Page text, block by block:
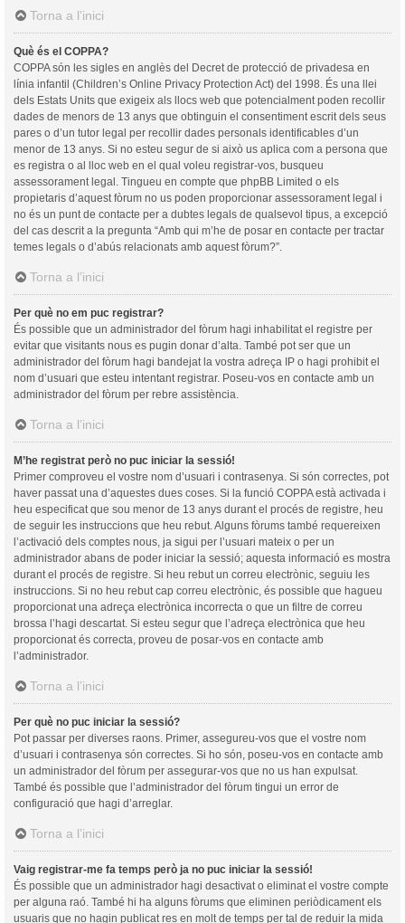
Torna a l’inici
Què és el COPPA?
COPPA són les sigles en anglès del Decret de protecció de privadesa en
línia infantil (Children’s Online Privacy Protection Act) del 1998. És una llei
dels Estats Units que exigeix als llocs web que potencialment poden recollir
dades de menors de 13 anys que obtinguin el consentiment escrit dels seus
pares o d’un tutor legal per recollir dades personals identificables d’un
menor de 13 anys. Si no esteu segur de si això us aplica com a persona que
es registra o al lloc web en el qual voleu registrar-vos, busqueu
assessorament legal. Tingueu en compte que phpBB Limited o els
propietaris d’aquest fòrum no us poden proporcionar assessorament legal i
no és un punt de contacte per a dubtes legals de qualsevol tipus, a excepció
del cas descrit a la pregunta “Amb qui m’he de posar en contacte per tractar
temes legals o d’abús relacionats amb aquest fòrum?”.
Torna a l’inici
Per què no em puc registrar?
És possible que un administrador del fòrum hagi inhabilitat el registre per
evitar que visitants nous es pugin donar d’alta. També pot ser que un
administrador del fòrum hagi bandejat la vostra adreça IP o hagi prohibit el
nom d’usuari que esteu intentant registrar. Poseu-vos en contacte amb un
administrador del fòrum per rebre assistència.
Torna a l’inici
M’he registrat però no puc iniciar la sessió!
Primer comproveu el vostre nom d’usuari i contrasenya. Si són correctes, pot
haver passat una d’aquestes dues coses. Si la funció COPPA està activada i
heu especificat que sou menor de 13 anys durant el procés de registre, heu
de seguir les instruccions que heu rebut. Alguns fòrums també requereixen
l’activació dels comptes nous, ja sigui per l’usuari mateix o per un
administrador abans de poder iniciar la sessió; aquesta informació es mostra
durant el procés de registre. Si heu rebut un correu electrònic, seguiu les
instruccions. Si no heu rebut cap correu electrònic, és possible que hagueu
proporcionat una adreça electrònica incorrecta o que un filtre de correu
brossa l’hagi descartat. Si esteu segur que l’adreça electrònica que heu
proporcionat és correcta, proveu de posar-vos en contacte amb
l’administrador.
Torna a l’inici
Per què no puc iniciar la sessió?
Pot passar per diverses raons. Primer, assegureu-vos que el vostre nom
d’usuari i contrasenya són correctes. Si ho són, poseu-vos en contacte amb
un administrador del fòrum per assegurar-vos que no us han expulsat.
També és possible que l’administrador del fòrum tingui un error de
configuració que hagi d’arreglar.
Torna a l’inici
Vaig registrar-me fa temps però ja no puc iniciar la sessió!
És possible que un administrador hagi desactivat o eliminat el vostre compte
per alguna raó. També hi ha alguns fòrums que eliminen periòdicament els
usuaris que no hagin publicat res en molt de temps per tal de reduir la mida